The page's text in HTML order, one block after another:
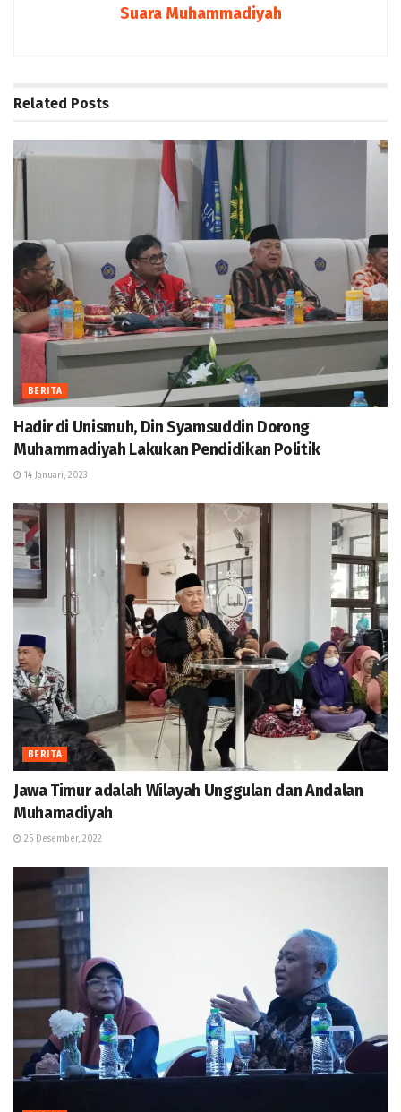
Suara Muhammadiyah
Related Posts
BERITA
Hadir di Unismuh, Din Syamsuddin Dorong
Muhammadiyah Lakukan Pendidikan Politik
14 Januari, 2023
BERITA
Jawa Timur adalah Wilayah Unggulan dan Andalan
Muhamadiyah
25 Desember, 2022